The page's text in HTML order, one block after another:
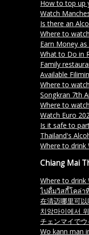
How to top up your
Watch
Is there an Alcohol ban for
Where to
Earn Money
What to Do in
Family
Available Filiming
Where to watch the
Songkran 7th April
Where to watch
Watch Euro
Is it safe to
Thailand's
Where to drink
Chiang Mai
ไปดื่มวิสกี้โคล่า
在清迈哪里可
치앙마이에서 위스
チェンマイでウイスキーコーラを飲む場
Wo kann man in